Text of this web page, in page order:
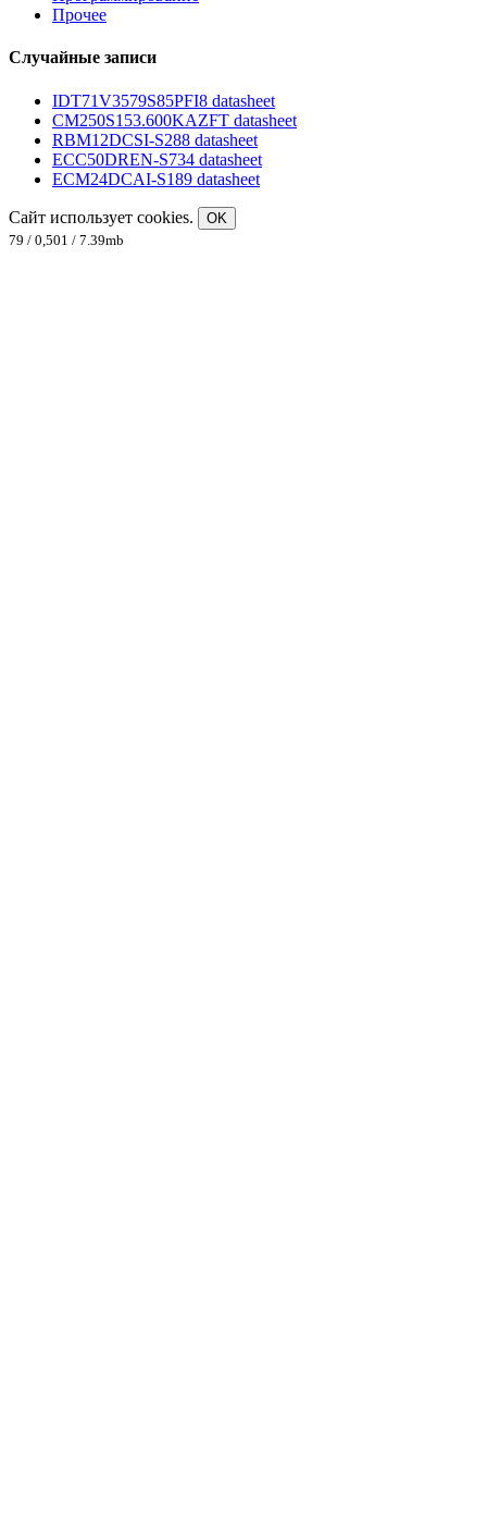
Прочее
Случайные записи
IDT71V3579S85PFI8 datasheet
CM250S153.600KAZFT datasheet
RBM12DCSI-S288 datasheet
ECC50DREN-S734 datasheet
ECM24DCAI-S189 datasheet
Сайт использует cookies.
OK
79 / 0,501 / 7.39mb